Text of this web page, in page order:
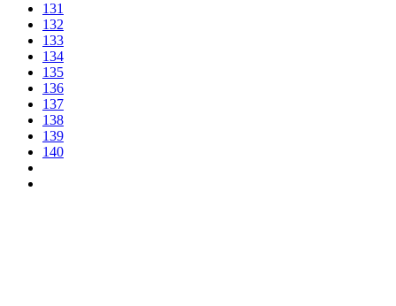
131
132
133
134
135
136
137
138
139
140